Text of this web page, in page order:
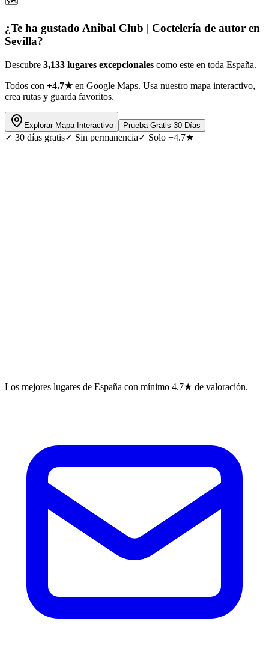
¿Te ha gustado Anibal Club | Coctelería de autor en
Sevilla?
Descubre 3,133 lugares excepcionales como este en toda España.
Todos con +4.7★en Google Maps. Usa nuestro mapa interactivo,
crea rutas y guarda favoritos.
Explorar Mapa Interactivo Prueba Gratis 30 Días
✓ 30 días gratis✓ Sin permanencia✓ Solo +4.7★
Los mejores lugares de España con mínimo 4.7★ de valoración.